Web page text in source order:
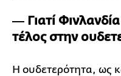
― Γιατί
τέλος στην
Η ουδετερότητα, ως